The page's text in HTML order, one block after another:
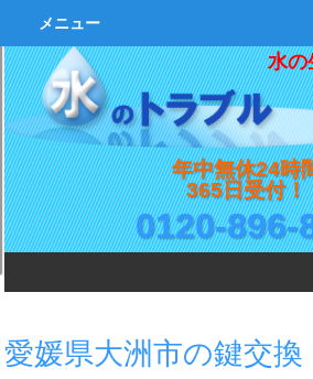
水の
年中無休24時
365日受付！
0120-896-
メニュー
愛媛県大洲市の鍵交換